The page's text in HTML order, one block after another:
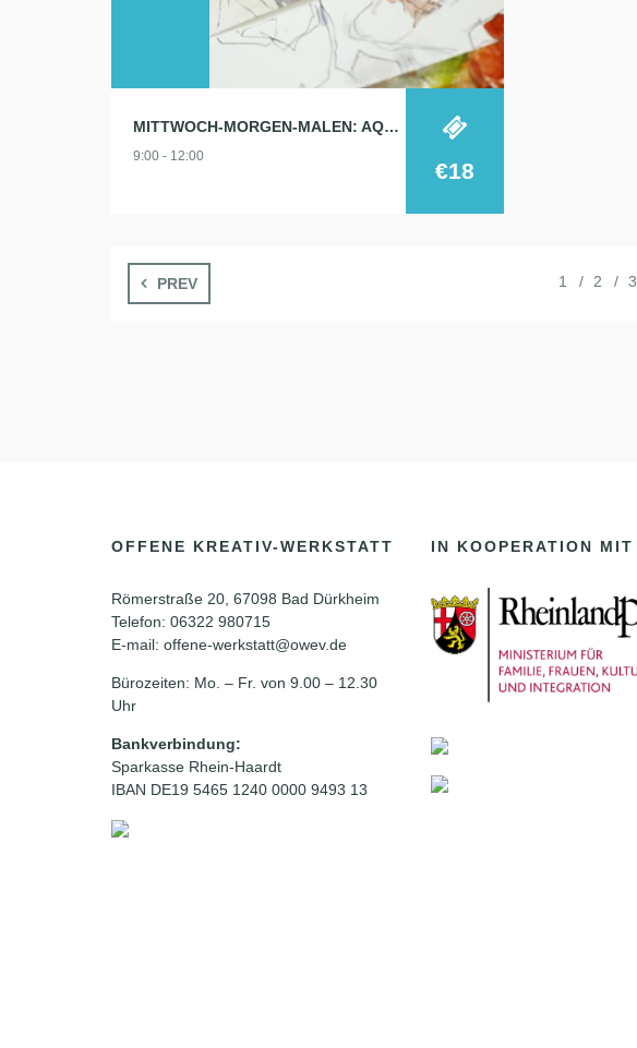
MITTWOCH-MORGEN-MALEN: AQUARELL 4.9.
9:00 - 12:00
€18
PREV 1 2 3
OFFENE KREATIV-WERKSTATT
Römerstraße 20, 67098 Bad Dürkheim
Telefon: 06322 980715
E-mail: offene-werkstatt@owev.de
Bürozeiten: Mo. – Fr. von 9.00 – 12.30
Uhr
Bankverbindung:
Sparkasse Rhein-Haardt
IBAN DE19 5465 1240 0000 9493 13
IN KOOPERATION MIT